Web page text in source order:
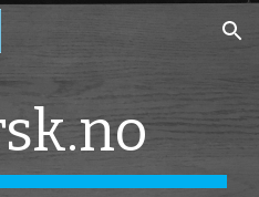
Skip to navigation